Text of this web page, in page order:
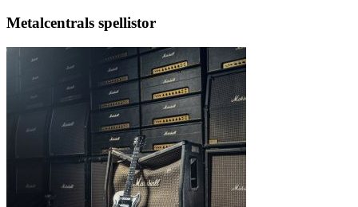
Metalcentrals spellistor